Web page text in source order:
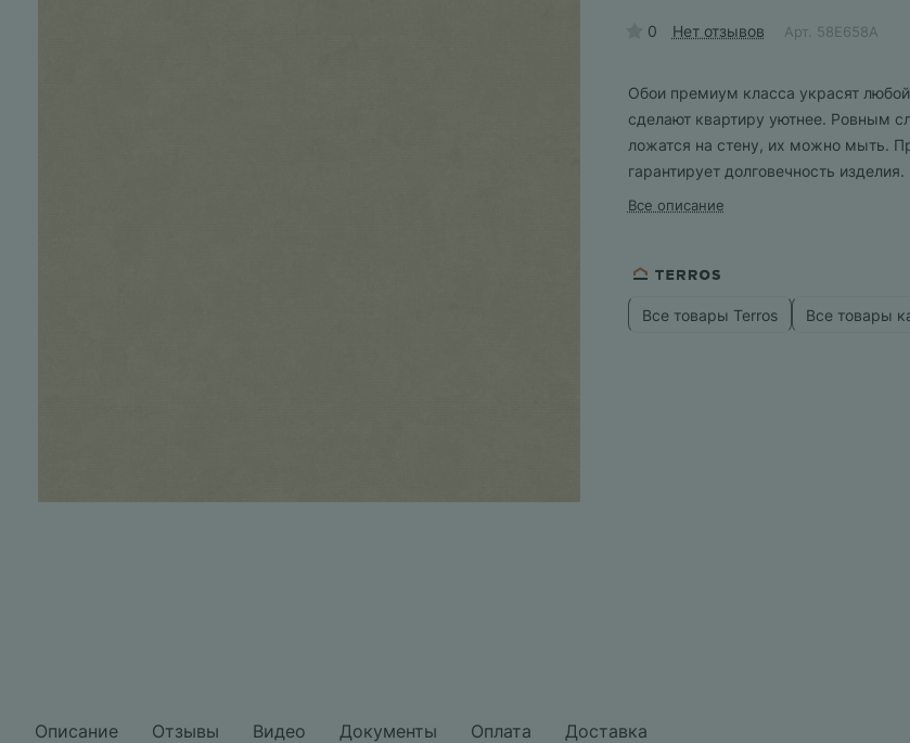
0 Нет отзывов Арт. 58E658A
Обои премиум класса украсят
сделают квартиру уютнее. Ровным
ложатся на стену, их можно мыть.
гарантирует долговечность изделия.
Все описание
Все товары Terros Все товары
Описание Отзывы Видео Документы Оплата Доставка